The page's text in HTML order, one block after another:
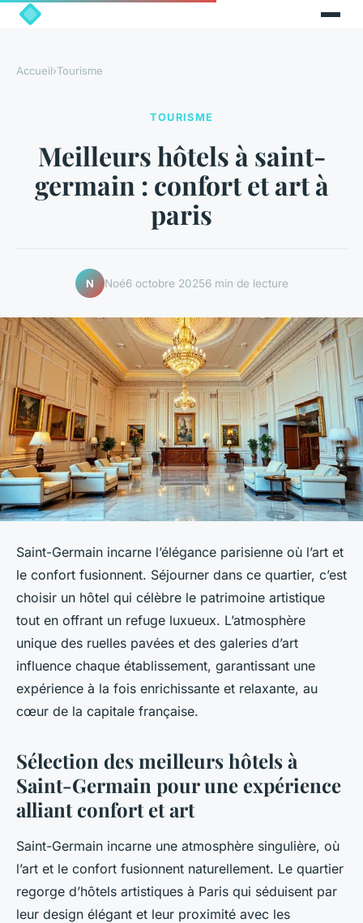
Accueil›Tourisme
TOURISME
Meilleurs hôtels à saint-
germain : confort et art à
paris
N Noé6 octobre 20256 min de lecture
Saint-Germain incarne l’élégance parisienne où l’art et
le confort fusionnent. Séjourner dans ce quartier, c’est
choisir un hôtel qui célèbre le patrimoine artistique
tout en offrant un refuge luxueux. L’atmosphère
unique des ruelles pavées et des galeries d’art
influence chaque établissement, garantissant une
expérience à la fois enrichissante et relaxante, au
cœur de la capitale française.
Sélection des meilleurs hôtels à
Saint-Germain pour une expérience
alliant confort et art
Saint-Germain incarne une atmosphère singulière, où
l’art et le confort fusionnent naturellement. Le quartier
regorge d’hôtels artistiques à Paris qui séduisent par
leur design élégant et leur proximité avec les